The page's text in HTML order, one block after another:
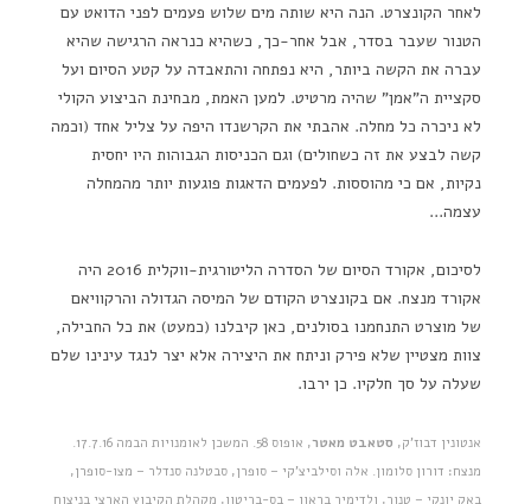
לאחר הקונצרט. הנה היא שותה מים שלוש פעמים לפני הדואט עם
הטנור שעבר בסדר, אבל אחר-כך, כשהיא כנראה הרגישה שהיא
עברה את הקשה ביותר, היא נפתחה והתאבדה על קטע הסיום ועל
סקציית ה"אמן" שהיה מרטיט. למען האמת, מבחינת הביצוע הקולי
לא ניכרה כל מחלה. אהבתי את הקרשנדו היפה על צליל אחד (וכמה
קשה לבצע את זה כשחולים) וגם הכניסות הגבוהות היו יחסית
נקיות, אם כי מהוססות. לפעמים הדאגות פוגעות יותר מהמחלה
עצמה…
לסיכום, אקורד הסיום של הסדרה הליטורגית-ווקלית 2016 היה
אקורד מנצח. אם בקונצרט הקודם של המיסה הגדולה והרקוויאם
של מוצרט התנחמנו בסולנים, כאן קיבלנו (כמעט) את כל החבילה,
צוות מצטיין שלא פירק וניתח את היצירה אלא יצר לנגד עינינו שלם
שעלה על סך חלקיו. כן ירבו.
אנטונין דבוז'ק, סטאבט מאטר
, אופוס 58. המשכן לאומנויות הבמה 17.7.16.
מנצח: דורון סלומון. אלה וסילביצ'קי – סופרן, סבטלנה סנדלר – מצו-סופרן,
באק יונקי – טנור, ולדימיר בראון – בס-בריטון, מקהלת הקיבוץ הארצי בניצוח